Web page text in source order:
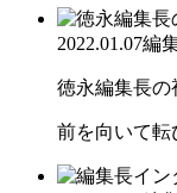
2022.01.07編
徳永編集長の
前を向いて転